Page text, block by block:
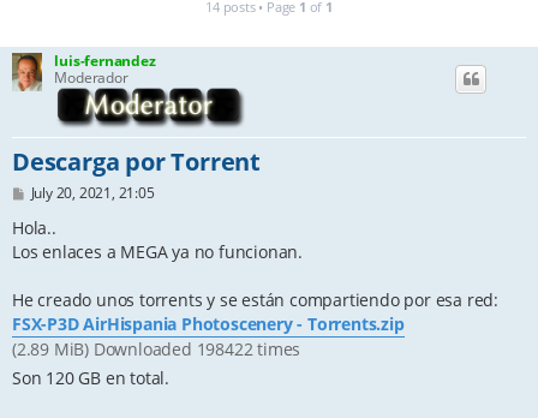
14 posts • Page 1 of 1
luis-fernandez
Moderador
Descarga por Torrent
P
s
July 20, 2021, 21:05
Hola..
Los enlaces a MEGA ya no funcionan.
He creado unos torrents y se están compartiendo por esa red:
FSX-P3D AirHispania Photoscenery - Torrents.zip
(2.89 MiB) Downloaded 198422 times
Son 120 GB en total.